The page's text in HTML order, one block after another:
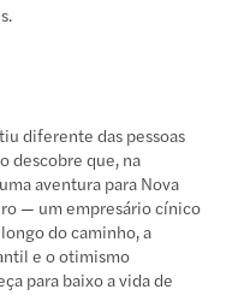
diferente das pessoas
descobre que, na
aventura para Nova
— um empresário cínico
do caminho, a
e o otimismo
para baixo a vida de